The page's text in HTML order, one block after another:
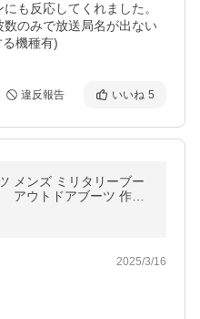
も反応してくれました。
のみで放送局名が出ない
機種有)
違反報告 いいね 5
メンズ ミリタリーブー
アウトドアブーツ 作業
耗 登山 マウンテンブー
2025/3/16